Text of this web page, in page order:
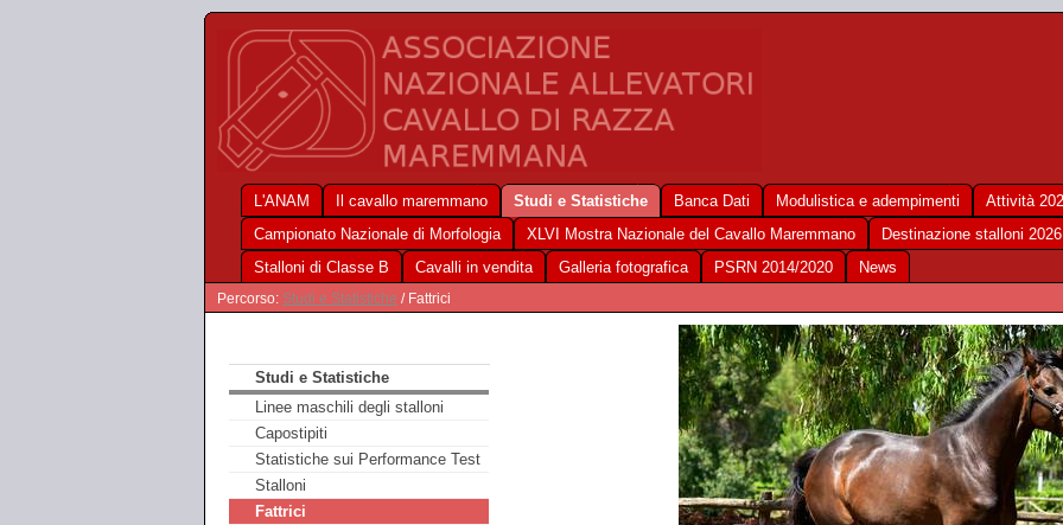
L'ANAM Il cavallo maremmano Studi e Statistiche Banca Dati Modulistica e adempimenti
Attività
Campionato Nazionale di Morfologia
XLVI Mostra Nazionale del Cavallo Maremmano
Destinazione stalloni 2026
Stalloni di Classe B
Cavalli in vendita Galleria fotografica PSRN 2014/2020 News
Percorso: Studi e Statistiche / Fattrici
Studi e Statistiche
Linee maschili degli stalloni
Capostipiti
Statistiche sui Performance Test
Stalloni
Fattrici